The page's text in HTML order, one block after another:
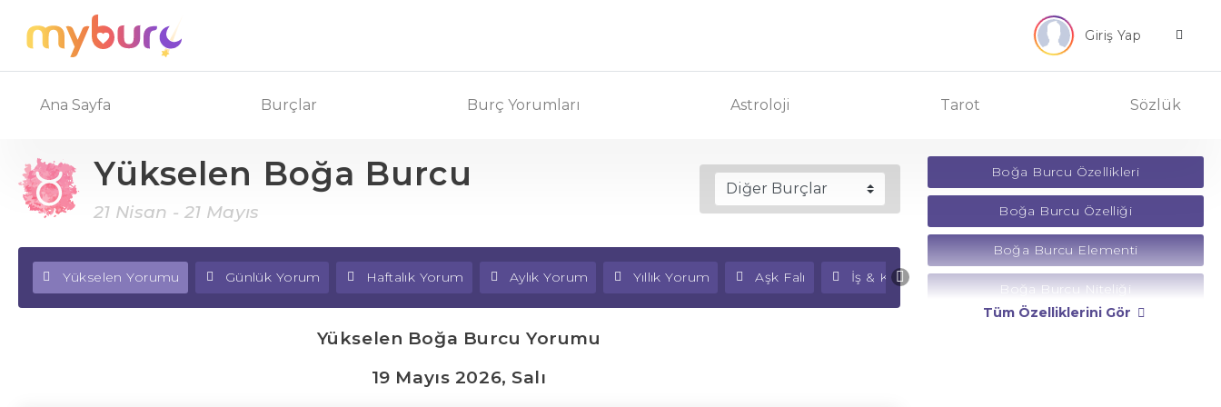
Giriş Yap
Ana Sayfa Burçlar Burç Yorumları Astroloji Tarot Sözlük
Yükselen Boğa Burcu
21 Nisan - 21 Mayıs
Yükselen Yorumu Günlük Yorum Haftalık Yorum Aylık Yorum Yıllık Yorum Aşk Falı İş & Kariyer Falı Para Falı
Yükselen Boğa Burcu Yorumu
19 Mayıs 2026, Salı
Boğa Burcu Özellikleri
Boğa Burcu Özelliği
Boğa Burcu Elementi
Boğa Burcu Niteliği
Tüm Özelliklerini Gör